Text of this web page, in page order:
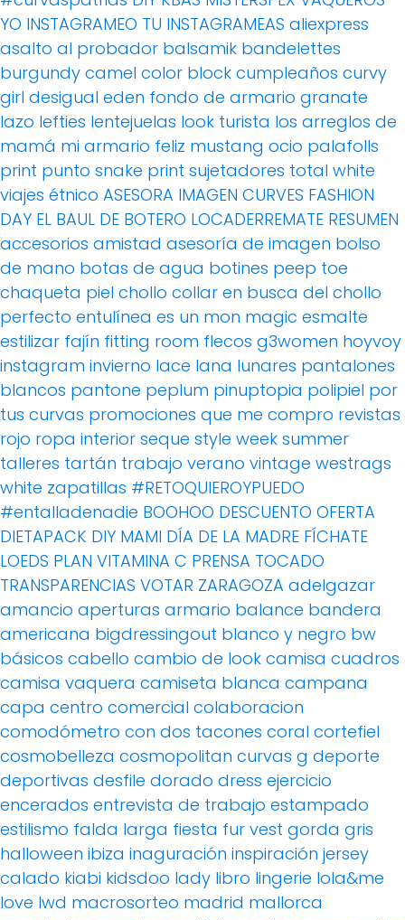
YO INSTAGRAMEO TU INSTAGRAMEAS aliexpress
asalto al probador balsamik bandelettes
burgundy camel color block cumpleaños curvy
girl desigual eden fondo de armario granate
lazo lefties lentejuelas look turista los arreglos de
mamá mi armario feliz mustang ocio palafolls
print punto snake print sujetadores total white
viajes étnico ASESORA IMAGEN CURVES FASHION
DAY EL BAUL DE BOTERO LOCADERREMATE RESUMEN
accesorios amistad asesoría de imagen bolso
de mano botas de agua botines peep toe
chaqueta piel chollo collar en busca del chollo
perfecto entulínea es un mon magic esmalte
estilizar fajín fitting room flecos g3women hoyvoy
instagram invierno lace lana lunares pantalones
blancos pantone peplum pinuptopia polipiel por
tus curvas promociones que me compro revistas
rojo ropa interior seque style week summer
talleres tartán trabajo verano vintage westrags
white zapatillas #RETOQUIEROYPUEDO
#entalladenadie BOOHOO DESCUENTO OFERTA
DIETAPACK DIY MAMI DÍA DE LA MADRE FÍCHATE
LOEDS PLAN VITAMINA C PRENSA TOCADO
TRANSPARENCIAS VOTAR ZARAGOZA adelgazar
amancio aperturas armario balance bandera
americana bigdressingout blanco y negro bw
básicos cabello cambio de look camisa cuadros
camisa vaquera camiseta blanca campana
capa centro comercial colaboracion
comodómetro con dos tacones coral cortefiel
cosmobelleza cosmopolitan curvas g deporte
deportivas desfile dorado dress ejercicio
encerados entrevista de trabajo estampado
estilismo falda larga fiesta fur vest gorda gris
halloween ibiza inaguración inspiración jersey
calado kiabi kidsdoo lady libro lingerie lola&me
love lwd macrosorteo madrid mallorca